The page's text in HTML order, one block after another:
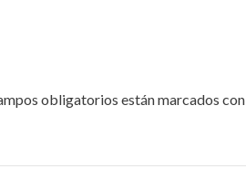
obligatorios están marcados con